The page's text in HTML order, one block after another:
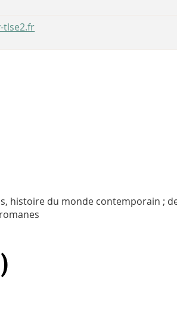
tlse2.fr
histoire du monde contemporain ;